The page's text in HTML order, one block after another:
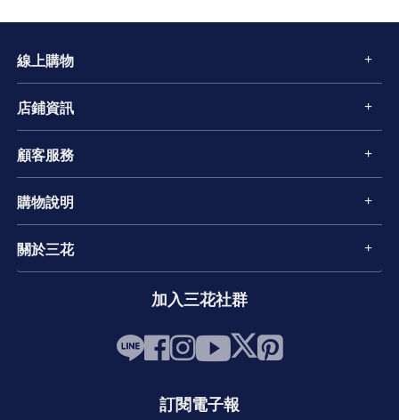
線上購物
店鋪資訊
顧客服務
購物說明
關於三花
加入三花社群
訂閱電子報